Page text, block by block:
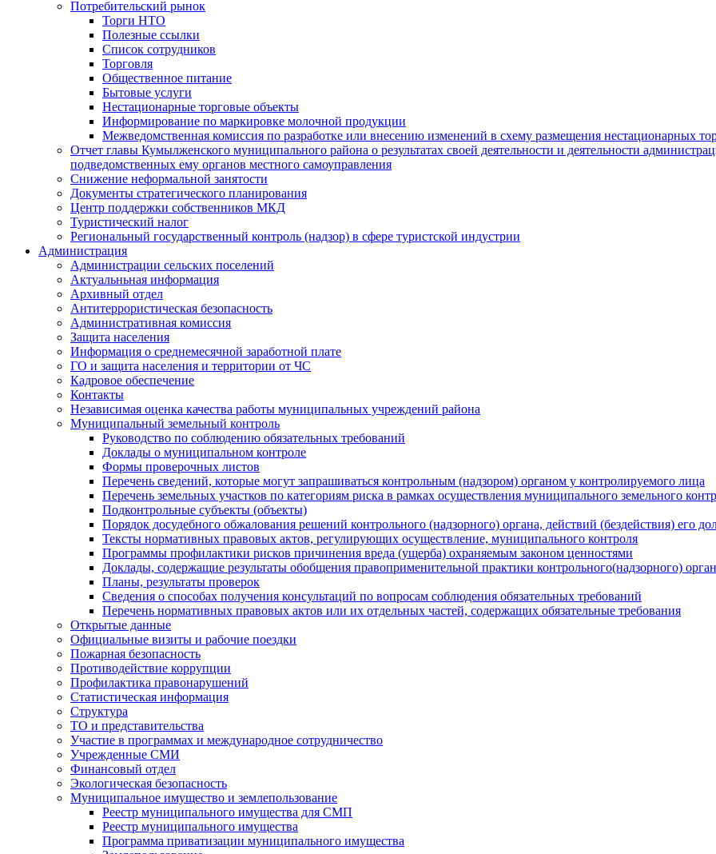
Потребительский рынок
Торги НТО
Полезные ссылки
Список сотрудников
Торговля
Общественное питание
Бытовые услуги
Нестационарные торговые объекты
Информирование по маркировке молочной продукции
Межведомственная комиссия по разработке или внесению изменений в схему размещения нестационарных
Отчет главы Кумылженского муниципального района о результатах своей деятельности и деятельности
подведомственных ему органов местного самоуправления
Снижение неформальной занятости
Документы стратегического планирования
Центр поддержки собственников МКД
Туристический налог
Региональный государственный контроль (надзор) в сфере туристской индустрии
Администрация
Администрации сельских поселений
Актуальньная информация
Архивный отдел
Антитеррористическая безопасность
Административная комиссия
Защита населения
Информация о среднемесячной заработной плате
ГО и защита населения и территории от ЧС
Кадровое обеспечение
Контакты
Независимая оценка качества работы муниципальных учреждений района
Муниципальный земельный контроль
Руководство по соблюдению обязательных требований
Доклады о муниципальном контроле
Формы проверочных листов
Перечень сведений, которые могут запрашиваться контрольным (надзором) органом у контролируемого лица
Перечень земельных участков по категориям риска в рамках осуществления муниципального земельного
Подконтрольные субъекты (объекты)
Порядок досудебного обжалования решений контрольного (надзорного) органа, действий (бездействия) его
Тексты нормативных правовых актов, регулирующих осуществление, муниципального контроля
Программы профилактики рисков причинения вреда (ущерба) охраняемым законом ценностями
Доклады, содержащие результаты обобщения правоприменительной практики контрольного(надзорного)
Планы, результаты проверок
Сведения о способах получения консультаций по вопросам соблюдения обязательных требований
Перечень нормативных правовых актов или их отдельных частей, содержащих обязательные требования
Открытые данные
Официальные визиты и рабочие поездки
Пожарная безопасность
Противодействие коррупции
Профилактика правонарушений
Статистическая информация
Структура
ТО и представительства
Участие в программах и международное сотрудничество
Учрежденные СМИ
Финансовый отдел
Экологическая безопасность
Муниципальное имущество и землепользование
Реестр муниципального имущества для СМП
Реестр муниципального имущества
Программа приватизации муниципального имущества